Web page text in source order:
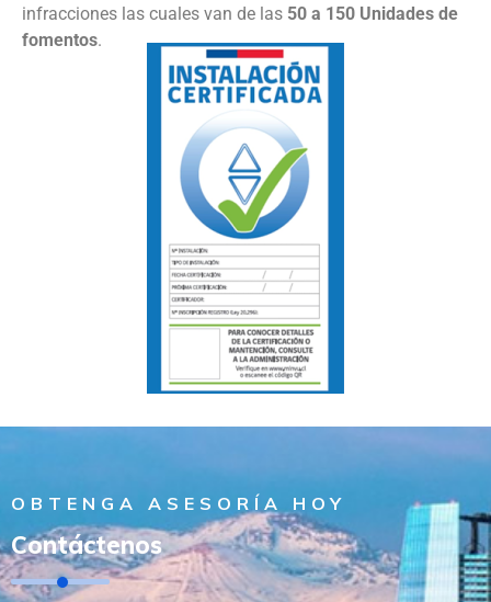
infracciones las cuales van de las 50 a 150 Unidades de
fomentos.
OBTENGA ASESORÍA HOY
Contáctenos